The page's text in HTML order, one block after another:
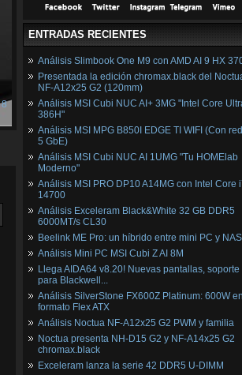
8
ENTRADAS RECIENTES
Análisis Slimbook One M9 con AMD AI 9 HX
Presentada la edición chromax.black del
NF‑A12x25 G2 (120mm)
Análisis MSI Cubi NUC AI+ 3MG "Intel Core
386H"
Análisis MSI MPG B850I EDGE TI WIFI (Con
5 GbE)
Análisis MSI Cubi NUC AI 1UMG "Tu HOMElab
Moderno"
Análisis MSI PRO DP10 A14MG con Intel Core
14700
Análisis Exceleram Black&White 32 GB DDR5
6000MT/s CL30
Beelink ME Pro: un híbrido entre mini PC y NAS
Análisis Mini PC MSI Cubi Z AI 8M
Llega AIDA64 v8.20! Nuevas pantallas, soporte
para Blackwell...
Análisis SilverStone FX600Z Platinum: 600W
formato Flex ATX
Análisis Noctua NF-A12x25 G2 PWM y familia
Noctua presenta NH-D15 G2 y NF-A14x25 G2
chromax.black
Exceleram lanza la serie 42 DDR5 U-DIMM